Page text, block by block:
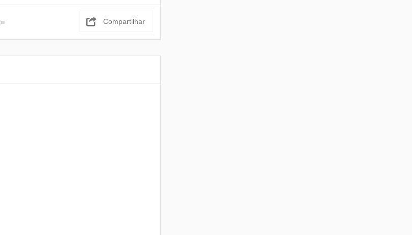
Compartilhar